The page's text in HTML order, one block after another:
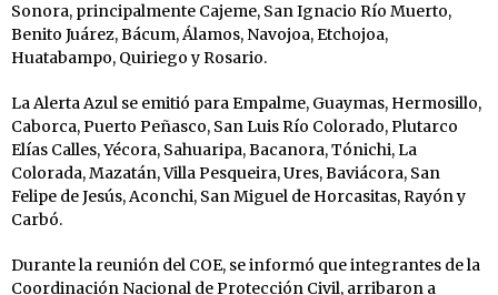
Sonora, principalmente Cajeme, San Ignacio Río Muerto,
Benito Juárez, Bácum, Álamos, Navojoa, Etchojoa,
Huatabampo, Quiriego y Rosario.
La Alerta Azul se emitió para Empalme, Guaymas, Hermosillo,
Caborca, Puerto Peñasco, San Luis Río Colorado, Plutarco
Elías Calles, Yécora, Sahuaripa, Bacanora, Tónichi, La
Colorada, Mazatán, Villa Pesqueira, Ures, Baviácora, San
Felipe de Jesús, Aconchi, San Miguel de Horcasitas, Rayón y
Carbó.
Durante la reunión del COE, se informó que integrantes de la
Coordinación Nacional de Protección Civil, arribaron a